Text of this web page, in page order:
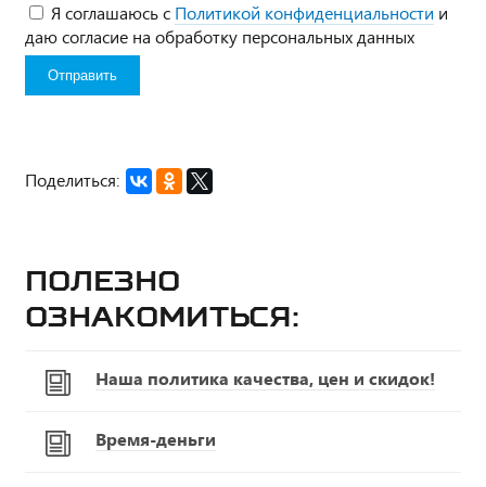
Я соглашаюсь с Политикой конфиденциальности и
даю согласие на обработку персональных данных
Поделиться:
Полезно
ознакомиться:
Наша политика качества, цен и скидок!
Время-деньги